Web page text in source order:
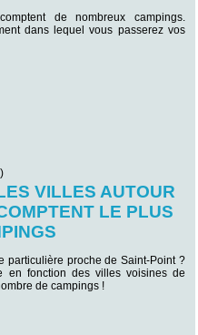
de nombreux campings.
dans lequel vous passerez vos
VILLES AUTOUR
LE PLUS
particulière proche de Saint-Point ?
en fonction des villes voisines de
de campings !